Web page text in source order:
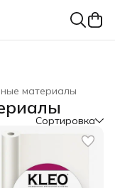
материалы
Сортировка